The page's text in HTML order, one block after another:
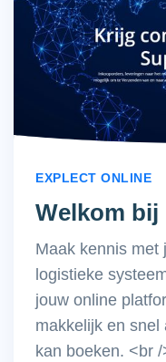
EXPLECT ONLINE
Welkom bij
Maak kennis met
logistieke
jouw online
makkelijk en snel
kan boeken. <br